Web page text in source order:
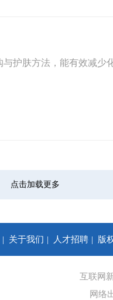
护肤方法，能有效减少
点击加载更多
关于我们 人才招聘 版
互联网
网络